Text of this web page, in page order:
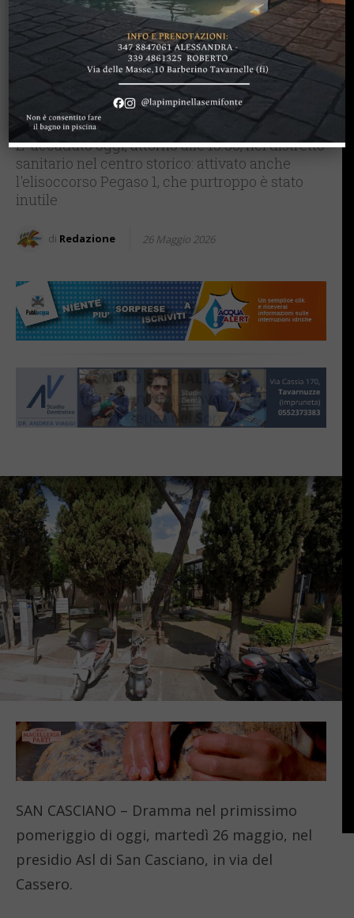
Dramma a San Casciano:
malore nel distretto Asl di
via del Cassero, muore
dipendente 60enne
E' accaduto oggi, attorno alle 13.30, nel distretto
sanitario nel centro storico: attivato anche
l'elisoccorso Pegaso 1, che purtroppo è stato
inutile
di Redazione 26 Maggio 2026
SAN CASCIANO – Dramma nel primissimo
pomeriggio di oggi, martedì 26 maggio, nel
presidio Asl di San Casciano, in via del
Cassero.